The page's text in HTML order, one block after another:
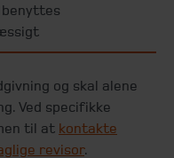
benyttes
og skal alene
Ved specifikke
til at kontakte
revisor.